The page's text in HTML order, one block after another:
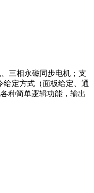
三相永磁同步电机；支
定方式（面板给定、通
种简单逻辑功能，输出